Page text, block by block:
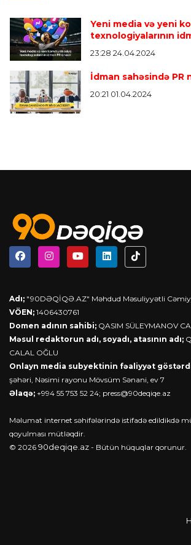
Yeni media və yeni
texnologiyalarının
23:28 24.04.2024
İdman sahəsində PR
20:21 01.04.2024
Adı; "90DƏQİQƏ.AZ" Məhdud Məsuliyyətli
VÖEN; 1406430761
Domen adının sahibi; QASIM SÜLEYMANOV
Məsul redaktorun adı, soyadı, atasının adı;
CALAL OĞLU
Onlayn media subyektinin fəaliyyət
şəhəri, Nəsimi rayonu Mövsüm Sənani, ev 7
Əlaqə; +994 55 753 52 24; press@90deqiqe.az
Məlumat internet səhifələrində istifadə edildikdə
qoyulması mütləqdir.
© 2026 90deqiqe.az - Bütün hüquqlar qorunur.